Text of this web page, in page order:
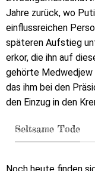
Jahre zurück, wo
einflussreichen
späteren Aufstieg
erkor, die ihn auf
gehörte
das ihm bei den
den Einzug in den
Seltsame Tode